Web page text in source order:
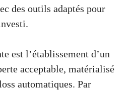
des outils adaptés pour
est l’établissement d’un
acceptable, matérialisé
automatiques. Par